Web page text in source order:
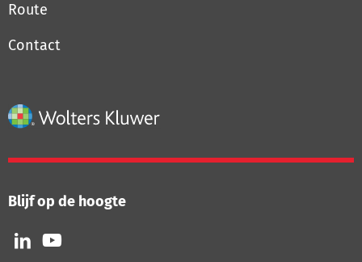
Route
Contact
Blijf op de hoogte
Volg
ons
Volg
ons